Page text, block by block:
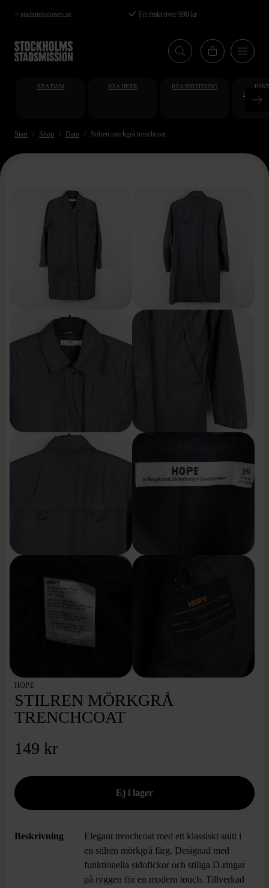
Hoppa
till
huvudinnehåll
< stadsmissionen.se Fri frakt över 990 kr
REA DAM REA HERR REA INREDNING
Start Shop Dam Stilren mörkgrå trenchcoat
HOPE
STILREN MÖRKGRÅ
TRENCHCOAT
149 kr
Beskrivning
Elegant trenchcoat med ett klassiskt snitt i
en stilren mörkgrå färg. Designad med
funktionella sidofickor och stiliga D-ringar
på ryggen för en modern touch. Tillverkad